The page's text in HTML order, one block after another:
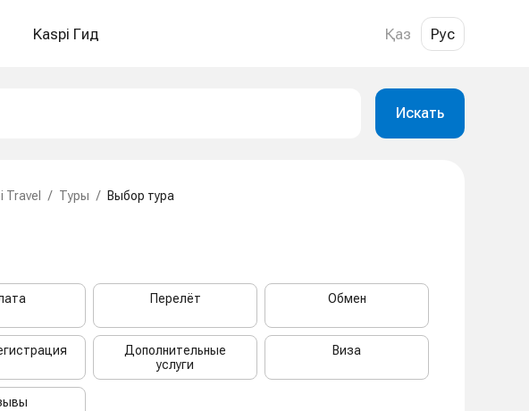
Kaspi Гид Қаз Рус
Искать
Travel / Туры / Выбор тура
Перелёт Обмен
Дополнительные
услуги
Виза